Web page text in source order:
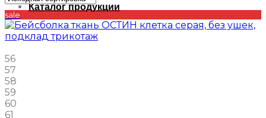
Каталог продукции
sale
56
57
58
59
60
61